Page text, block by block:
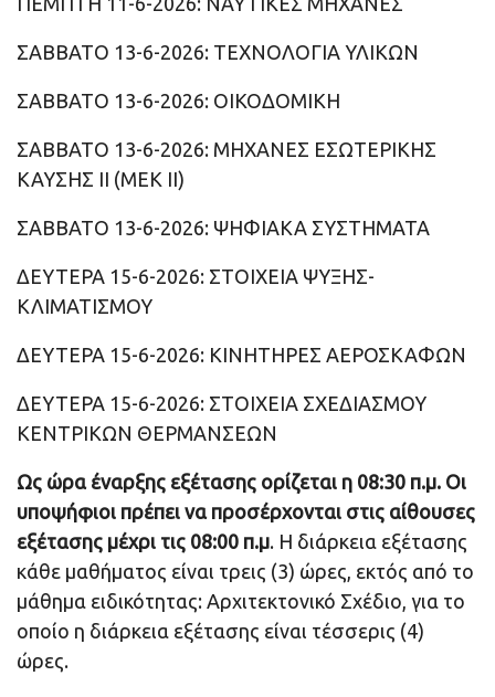
ΣΑΒΒΑΤΟ 13-6-2026: ΤΕΧΝΟΛΟΓΙΑ ΥΛΙΚΩΝ
ΣΑΒΒΑΤΟ 13-6-2026: ΟΙΚΟΔΟΜΙΚΗ
ΣΑΒΒΑΤΟ 13-6-2026: ΜΗΧΑΝΕΣ ΕΣΩΤΕΡΙΚΗΣ
ΚΑΥΣΗΣ II (ΜΕΚ ΙΙ)
ΣΑΒΒΑΤΟ 13-6-2026: ΨΗΦΙΑΚΑ ΣΥΣΤΗΜΑΤΑ
ΔΕΥΤΕΡΑ 15-6-2026: ΣΤΟΙΧΕΙΑ ΨΥΞΗΣ-
ΚΛΙΜΑΤΙΣΜΟΥ
ΔΕΥΤΕΡΑ 15-6-2026: ΚΙΝΗΤΗΡΕΣ ΑΕΡΟΣΚΑΦΩΝ
ΔΕΥΤΕΡΑ 15-6-2026: ΣΤΟΙΧΕΙΑ ΣΧΕΔΙΑΣΜΟΥ
ΚΕΝΤΡΙΚΩΝ ΘΕΡΜΑΝΣΕΩΝ
Ως ώρα έναρξης εξέτασης ορίζεται η 08:30 π.μ. Οι
υποψήφιοι πρέπει να προσέρχονται στις αίθουσες
εξέτασης μέχρι τις 08:00 π.μ. Η διάρκεια εξέτασης
κάθε μαθήματος είναι τρεις (3) ώρες, εκτός από το
μάθημα ειδικότητας: Αρχιτεκτονικό Σχέδιο, για το
οποίο η διάρκεια εξέτασης είναι τέσσερις (4)
ώρες.